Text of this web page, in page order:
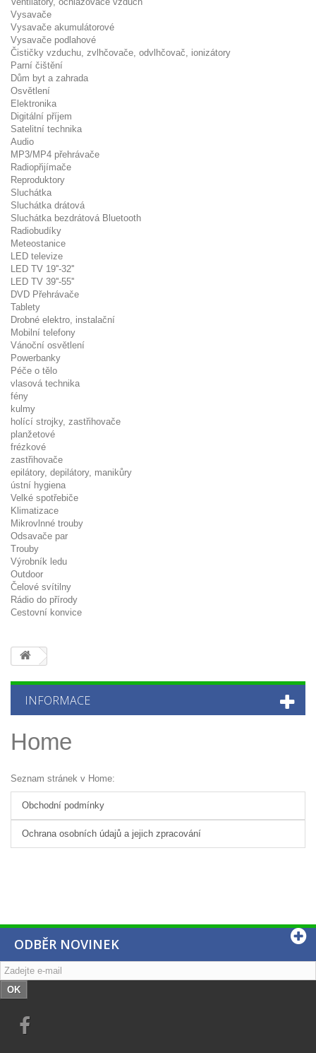
Vysavače
Vysavače akumulátorové
Vysavače podlahové
Čističky vzduchu, zvlhčovače, odvlhčovač, ionizátory
Parní čištění
Dům byt a zahrada
Osvětlení
Elektronika
Digitální příjem
Satelitní technika
Audio
MP3/MP4 přehrávače
Radiopřijímače
Reproduktory
Sluchátka
Sluchátka drátová
Sluchátka bezdrátová Bluetooth
Radiobudíky
Meteostanice
LED televize
LED TV 19''-32''
LED TV 39''-55''
DVD Přehrávače
Tablety
Drobné elektro, instalační
Mobilní telefony
Vánoční osvětlení
Powerbanky
Péče o tělo
vlasová technika
fény
kulmy
holící strojky, zastřihovače
planžetové
frézkové
zastřihovače
epilátory, depilátory, manikůry
ústní hygiena
Velké spotřebiče
Klimatizace
Mikrovlnné trouby
Odsavače par
Trouby
Výrobník ledu
Outdoor
Čelové svítilny
Rádio do přírody
Cestovní konvice
INFORMACE
Home
Seznam stránek v Home:
Obchodní podmínky
Ochrana osobních údajů a jejich zpracování
ODBĚR NOVINEK
OK